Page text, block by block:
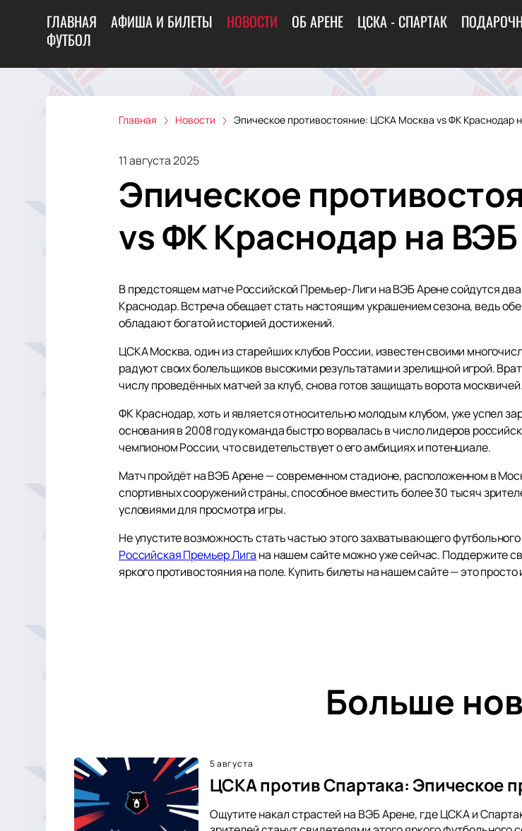
ГЛАВНАЯ АФИША И БИЛЕТЫ НОВОСТИ ОБ АРЕНЕ ЦСКА - СПАРТАК
ФУТБОЛ
Главная Новости Эпическое противостояние: ЦСКА Москва vs ФК Краснодар
11 августа 2025
Эпическое
vs ФК Краснодар на
В предстоящем матче Российской Премьер-Лиги на ВЭБ Арене сойдутся
Краснодар. Встреча обещает стать настоящим украшением сезона, ведь
обладают богатой историей достижений.
ЦСКА Москва, один из старейших клубов России, известен своими
радуют своих болельщиков высокими результатами и зрелищной игрой.
числу проведённых матчей за клуб, снова готов защищать ворота москвичей.
ФК Краснодар, хоть и является относительно молодым клубом, уже успел
основания в 2008 году команда быстро ворвалась в число лидеров
чемпионом России, что свидетельствует о его амбициях и потенциале.
Матч пройдёт на ВЭБ Арене — современном стадионе, расположенном в
спортивных сооружений страны, способное вместить более 30 тысяч
условиями для просмотра игры.
Не упустите возможность стать частью этого захватывающего
Российская Премьер Лига на нашем сайте можно уже сейчас. Поддержите
яркого противостояния на поле. Купить билеты на нашем сайте — это просто
Больше
5 августа
ЦСКА против Спартака: Эпическое
Ощутите накал страстей на ВЭБ Арене, где ЦСКА и